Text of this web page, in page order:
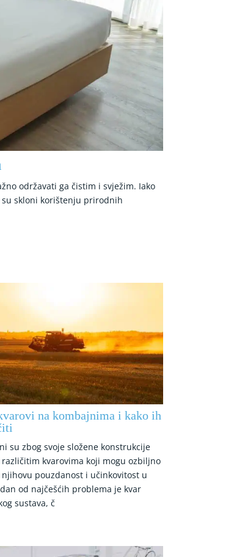
održavati ga čistim i svježim. Iako
skloni korištenju prirodnih
na kombajnima i kako ih
su zbog svoje složene konstrukcije
kvarovima koji mogu ozbiljno
pouzdanost i učinkovitost u
od najčešćih problema je kvar
sustava, č